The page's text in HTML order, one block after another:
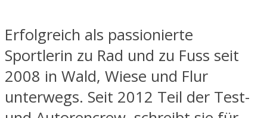
Erfolgreich als passionierte
Sportlerin zu Rad und zu Fuss seit
2008 in Wald, Wiese und Flur
unterwegs. Seit 2012 Teil der Test-